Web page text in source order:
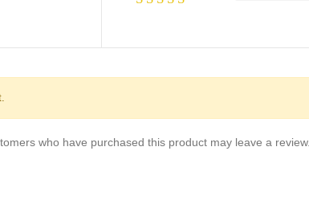
who have purchased this product may leave a review.